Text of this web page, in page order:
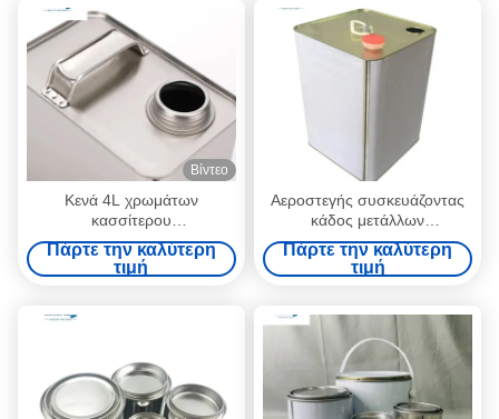
Βίντεο
Κενά 4L χρωμάτων
κασσίτερου
εμπορευματοκιβώτια
κασσίτερου πετρελαίου
δοχείων τετραγωνικά με το
Πάρτε την καλύτερη
τιμή
Αεροστεγής συσκευάζοντας
κάδος μετάλλων
εμπορευματοκιβωτίων 20l
πιάτων κασσίτερου
χρωμάτων αυτοκινήτων με το
Πάρτε την καλύτερη
τιμή